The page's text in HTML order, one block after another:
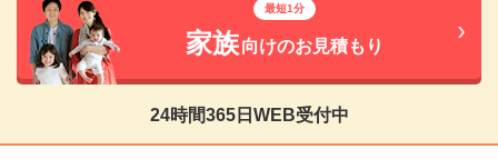
最短1分
家族向けのお見積もり
24時間365日WEB受付中